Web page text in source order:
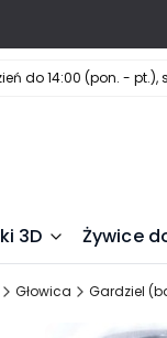
do 14:00 (pon. - pt.),
3D Żywice
Głowica Gardziel